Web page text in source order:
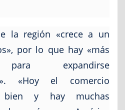
la región «crece a un
por lo que hay «más
para expandirse
«Hoy el comercio
y hay muchas